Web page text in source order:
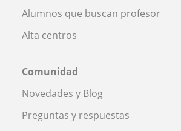
Alumnos que buscan profesor
Alta centros
Comunidad
Novedades y Blog
Preguntas y respuestas